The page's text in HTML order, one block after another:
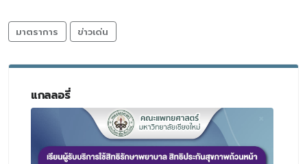
มาตราการ ข่าวเด่น
แกลลอรี่